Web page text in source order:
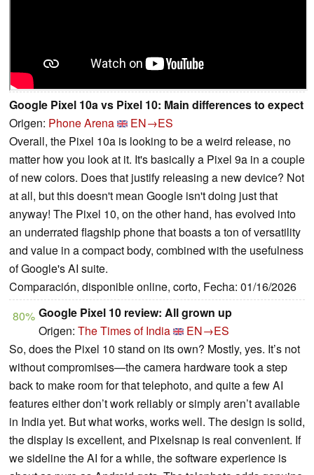
Google Pixel 10a vs Pixel 10: Main differences to expect
Origen: Phone Arena
EN→ES
Overall, the Pixel 10a is looking to be a weird release, no
matter how you look at it. It's basically a Pixel 9a in a couple
of new colors. Does that justify releasing a new device? Not
at all, but this doesn't mean Google isn't doing just that
anyway! The Pixel 10, on the other hand, has evolved into
an underrated flagship phone that boasts a ton of versatility
and value in a compact body, combined with the usefulness
of Google's AI suite.
Comparación, disponible online, corto, Fecha: 01/16/2026
80% Google Pixel 10 review: All grown up
Origen: The Times of India
EN→ES
So, does the Pixel 10 stand on its own? Mostly, yes. It’s not
without compromises—the camera hardware took a step
back to make room for that telephoto, and quite a few AI
features either don’t work reliably or simply aren’t available
in India yet. But what works, works well. The design is solid,
the display is excellent, and Pixelsnap is real convenient. If
we sideline the AI for a while, the software experience is